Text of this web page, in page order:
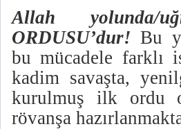
Allah yolunda/
ORDUSU’dur! Bu
bu mücadele farklı
kadim savaşta,
kurulmuş ilk ordu
rövanşa